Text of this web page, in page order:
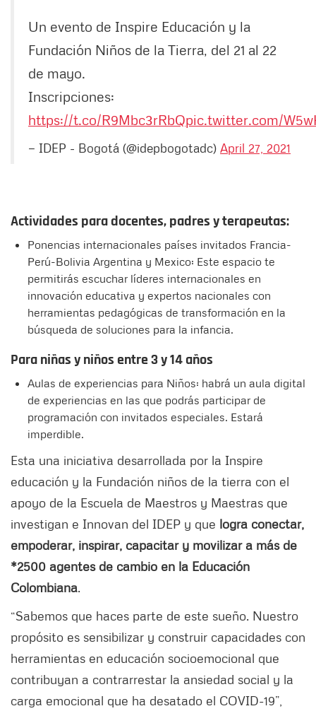
Un evento de Inspire Educación y la
Fundación Niños de la Tierra, del 21 al 22
de mayo.
Inscripciones:
https://t.co/R9Mbc3rRbQpic.twitter.com/
— IDEP - Bogotá (@idepbogotadc) April 27, 2021
Actividades para docentes, padres y terapeutas:
Ponencias internacionales países invitados Francia-
Perú-Bolivia Argentina y Mexico: Este espacio te
permitirás escuchar líderes internacionales en
innovación educativa y expertos nacionales con
herramientas pedagógicas de transformación en la
búsqueda de soluciones para la infancia.
Para niñas y niños entre 3 y 14 años
Aulas de experiencias para Niños: habrá un aula digital
de experiencias en las que podrás participar de
programación con invitados especiales. Estará
imperdible.
Esta una iniciativa desarrollada por la Inspire
educación y la Fundación niños de la tierra con el
apoyo de la Escuela de Maestros y Maestras que
investigan e Innovan del IDEP y que logra conectar,
empoderar, inspirar, capacitar y movilizar a más de
*2500 agentes de cambio en la Educación
Colombiana.
“Sabemos que haces parte de este sueño. Nuestro
propósito es sensibilizar y construir capacidades con
herramientas en educación socioemocional que
contribuyan a contrarrestar la ansiedad social y la
carga emocional que ha desatado el COVID-19”,